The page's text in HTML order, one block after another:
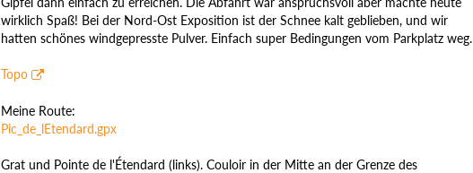
wirklich Spaß! Bei der Nord-Ost Exposition ist der Schnee kalt geblieben, und wir
hatten schönes windgepresste Pulver. Einfach super Bedingungen vom Parkplatz weg.
Topo
Meine Route:
Pic_de_lEtendard.gpx
Grat und Pointe de l'Étendard (links). Couloir in der Mitte an der Grenze des